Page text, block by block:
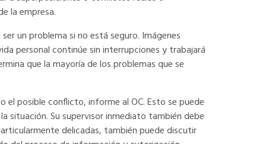
la empresa.
un problema si no está seguro. Imágenes
personal continúe sin interrupciones y trabajará
que la mayoría de los problemas que se
el posible conflicto, informe al OC. Esto se puede
situación. Su supervisor inmediato también debe
delicadas, también puede discutir